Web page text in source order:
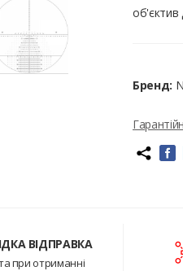
об'єктив
Бренд:
ВІДПРАВКА
при отриманні